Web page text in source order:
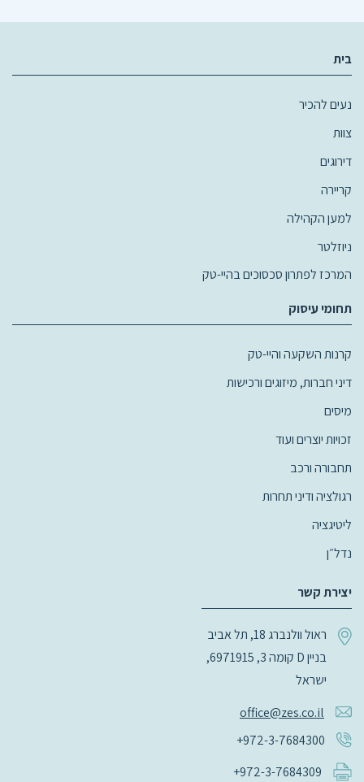
בית
נעים להכיר
צוות
דירוגים
קריירה
למען הקהילה
ניוזלטר
המרכז לפתרון סכסוכים בהיי-טק
תחומי עיסוק
קרנות השקעה והיי-טק
דיני חברות, מיזוגים ורכישות
מיסים
זכויות יוצרים ועוד
תחבורה ורכב
רגולציה ודיני תחרות
ליטיגציה
נדל״ן
יצירת קשר
ראול וולנברג 18, תל אביב
בניין D קומה 3, 6971915,
ישראל
office@zes.co.il
+972-3-7684300
+972-3-7684309